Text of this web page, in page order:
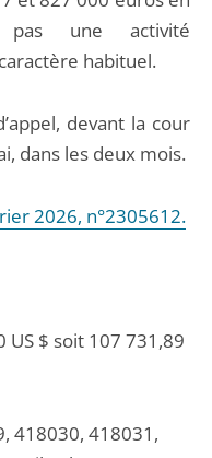
pas une activité
habituel.
devant la cour
dans les deux mois.
2026, n°2305612.
US $ soit 107 731,89
418030, 418031,